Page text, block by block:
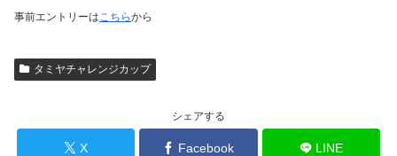
事前エントリーは こちらから
タミヤチャレンジカップ
シェアする
X Facebook LINE